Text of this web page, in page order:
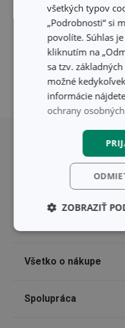
Zákaznícky servis
Všetko o nákupe
Spolupráca
všetkých typov
„Podrobnosti“ si
povolíte. Súhlas
kliknutím na
sa tzv.
možné
informácie
ochrany
ZOBRAZIŤ
Základné
Marketingové